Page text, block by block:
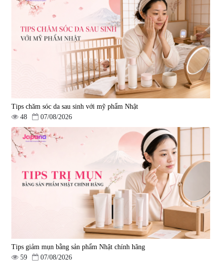
Tips chăm sóc da sau sinh với mỹ phẩm Nhật
48
07/08/2026
Tips giảm mụn bằng sản phẩm Nhật chính hãng
59
07/08/2026